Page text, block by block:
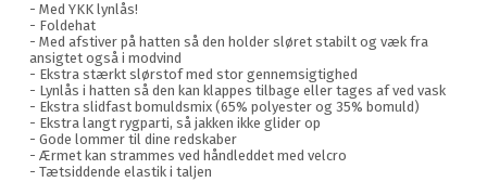
- Med YKK lynlås!
- Foldehat
- Med afstiver på hatten så den holder sløret stabilt og væk fra
ansigtet også i modvind
- Ekstra stærkt slørstof med stor gennemsigtighed
- Lynlås i hatten så den kan klappes tilbage eller tages af ved vask
- Ekstra slidfast bomuldsmix (65% polyester og 35% bomuld)
- Ekstra langt rygparti, så jakken ikke glider op
- Gode lommer til dine redskaber
- Ærmet kan strammes ved håndleddet med velcro
- Tætsiddende elastik i taljen